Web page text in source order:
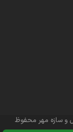
و سازه مهر محفوظ